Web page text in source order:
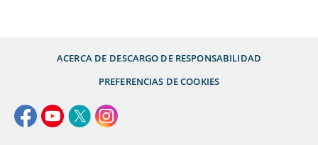
ACERCA DE DESCARGO DE RESPONSABILIDAD
PREFERENCIAS DE COOKIES